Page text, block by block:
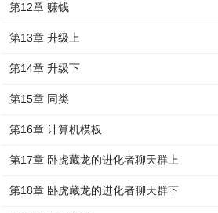
第12章 赚钱
第13章 升级上
第14章 升级下
第15章 同类
第16章 计算机模板
第17章 卧虎藏龙的进化者聊天群上
第18章 卧虎藏龙的进化者聊天群下